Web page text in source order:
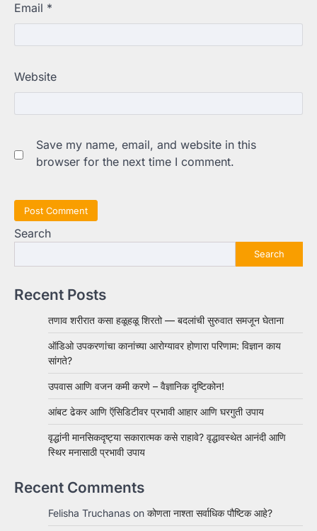
Email *
Website
Save my name, email, and website in this
browser for the next time I comment.
Search
Search
Recent Posts
तणाव शरीरात कसा हळूहळू शिरतो — बदलांची सुरुवात समजून घेताना
ऑडिओ उपकरणांचा कानांच्या आरोग्यावर होणारा परिणाम: विज्ञान काय
सांगते?
उपवास आणि वजन कमी करणे – वैज्ञानिक दृष्टिकोन!
आंबट ढेकर आणि ऍसिडिटीवर प्रभावी आहार आणि घरगुती उपाय
वृद्धांनी मानसिकदृष्ट्या सकारात्मक कसे राहावे? वृद्धावस्थेत आनंदी आणि
स्थिर मनासाठी प्रभावी उपाय
Recent Comments
Felisha Truchanas on कोणता नाश्ता सर्वाधिक पौष्टिक आहे?